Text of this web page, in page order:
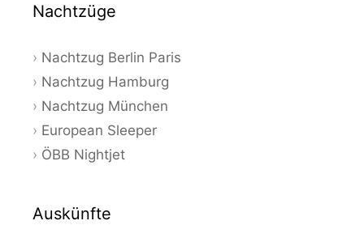
Nachtzüge
Nachtzug Berlin Paris
Nachtzug Hamburg
Nachtzug München
European Sleeper
ÖBB Nightjet
Auskünfte